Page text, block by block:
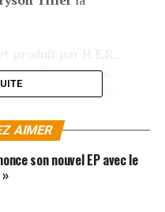
produit par H.E.R..
les collaborations.
cover du titre de
de la jeune chanteuse
? A suivre, peut-
à l’automne…
voix voluptueuse, des
AIMER
son nouvel EP avec le